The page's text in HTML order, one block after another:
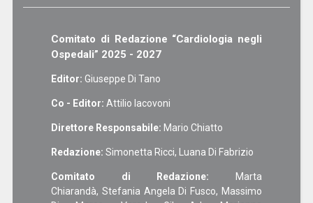
Comitato di Redazione “Cardiologia negli
Ospedali” 2025 - 2027
Editor: Giuseppe Di Tano
Co - Editor: Attilio Iacovoni
Direttore Responsabile: Mario Chiatto
Redazione: Simonetta Ricci, Luana Di Fabrizio
Comitato di Redazione: Marta
Chiarandà, Stefania Angela Di Fusco, Massimo